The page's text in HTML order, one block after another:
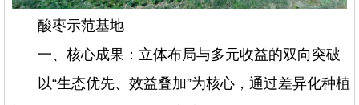
酸枣示范基地
一、核心成果：立体布局与多元收益的双向突破
以“生态优先、效益叠加”为核心，通过差异化种植